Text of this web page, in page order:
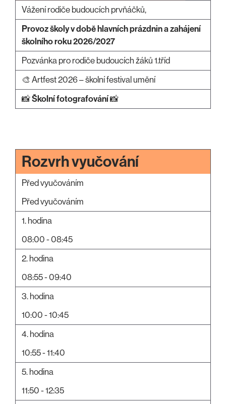
Vážení rodiče budoucích prvňáčků,
Provoz školy v době hlavních prázdnin a zahájení
školního roku 2026/2027
Pozvánka pro rodiče budoucích žáků 1.tříd
🎨 Artfest 2026 – školní festival umění
📸Školní fotografování📸
Rozvrh vyučování
Před vyučováním
Před vyučováním
1. hodina
08:00 - 08:45
2. hodina
08:55 - 09:40
3. hodina
10:00 - 10:45
4. hodina
10:55 - 11:40
5. hodina
11:50 - 12:35